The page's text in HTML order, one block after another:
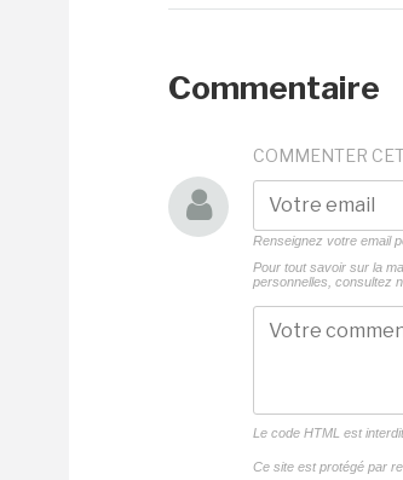
Commentaire
COMMENTER
Renseignez votre email
Pour tout savoir sur la
personnelles, consultez
Le code HTML est
Ce site est protégé par